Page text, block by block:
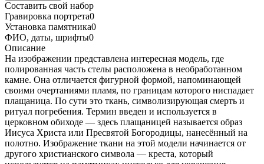
Составить свой набор
Гравировка портрета0
Установка памятника0
ФИО, даты, шрифты0
Описание
На изображении представлена интересная модель, где
полированная часть стелы расположена в необработанном
камне. Она отличается фигурной формой, напоминающей
своими очертаниями пламя, по границам которого ниспадает
плащаница. По сути это ткань, символизирующая смерть и
ритуал погребения. Термин введен и используется в
церковном обиходе — здесь плащаницей называется образ
Иисуса Христа или Пресвятой Богородицы, нанесённый на
полотно. Изображение ткани на этой модели начинается от
другого христианского символа — креста, который